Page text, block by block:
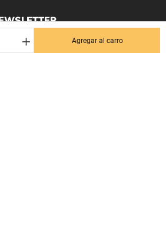
＋ Agregar al carro
Dctos% para tu próxima compra! Y se el
últimas noticias en tu email.